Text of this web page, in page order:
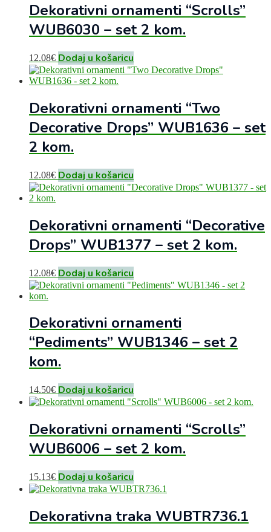
Dekorativni ornamenti “Scrolls”
WUB6030 – set 2 kom.
12.08€ Dodaj u košaricu
Dekorativni ornamenti “Two
Decorative Drops” WUB1636 – set
2 kom.
12.08€ Dodaj u košaricu
Dekorativni ornamenti “Decorative
Drops” WUB1377 – set 2 kom.
12.08€ Dodaj u košaricu
Dekorativni ornamenti
“Pediments” WUB1346 – set 2
kom.
14.50€ Dodaj u košaricu
Dekorativni ornamenti “Scrolls”
WUB6006 – set 2 kom.
15.13€ Dodaj u košaricu
Dekorativna traka WUBTR736.1